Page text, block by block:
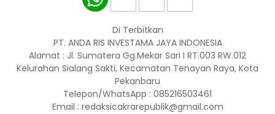
Di Terbitkan
PT. ANDA RIS INVESTAMA JAYA INDONESIA
Alamat : Jl. Sumatera Gg.Mekar Sari I RT.003 RW.012
Kelurahan Sialang Sakti, Kecamatan Tenayan Raya, Kota
Pekanbaru
Telepon/WhatsApp : 085216503461
Email : redaksicakrarepublik@gmail.com